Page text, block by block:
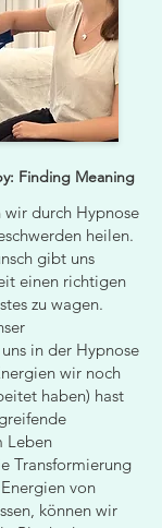
wir durch Hypnose
heilen.
gibt uns
einen richtigen
zu wagen.
in der Hypnose
wir noch
haben) hast
Leben
Transformierung
von
können wir
Finding Meaning